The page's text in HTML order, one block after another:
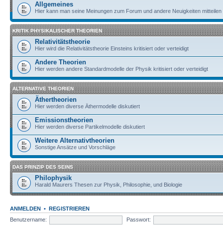
Allgemeines
Hier kann man seine Meinungen zum Forum und andere Neuigkeiten mitteilen
KRITIK PHYSIKALISCHER THEORIEN
Relativitätstheorie
Hier wird die Relativitätstheorie Einsteins kritisiert oder verteidigt
Andere Theorien
Hier werden andere Standardmodelle der Physik kritisiert oder verteidigt
ALTERNATIVE THEORIEN
Äthertheorien
Hier werden diverse Äthermodelle diskutiert
Emissionstheorien
Hier werden diverse Partikelmodelle diskutiert
Weitere Alternativtheorien
Sonstige Ansätze und Vorschläge
DAS PRINZIP DES SEINS
Philophysik
Harald Maurers Thesen zur Physik, Philosophie, und Biologie
ANMELDEN • REGISTRIEREN
Benutzername:
Passwort: